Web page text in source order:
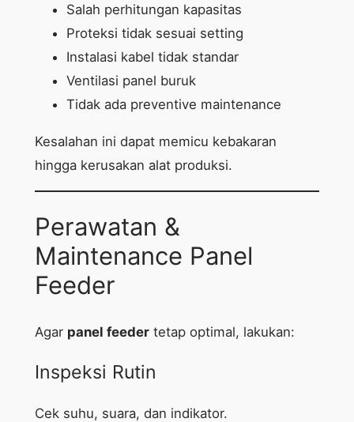
Salah perhitungan kapasitas
Proteksi tidak sesuai setting
Instalasi kabel tidak standar
Ventilasi panel buruk
Tidak ada preventive maintenance
Kesalahan ini dapat memicu kebakaran
hingga kerusakan alat produksi.
Perawatan &
Maintenance Panel
Feeder
Agar panel feedertetap optimal, lakukan:
Inspeksi Rutin
Cek suhu, suara, dan indikator.